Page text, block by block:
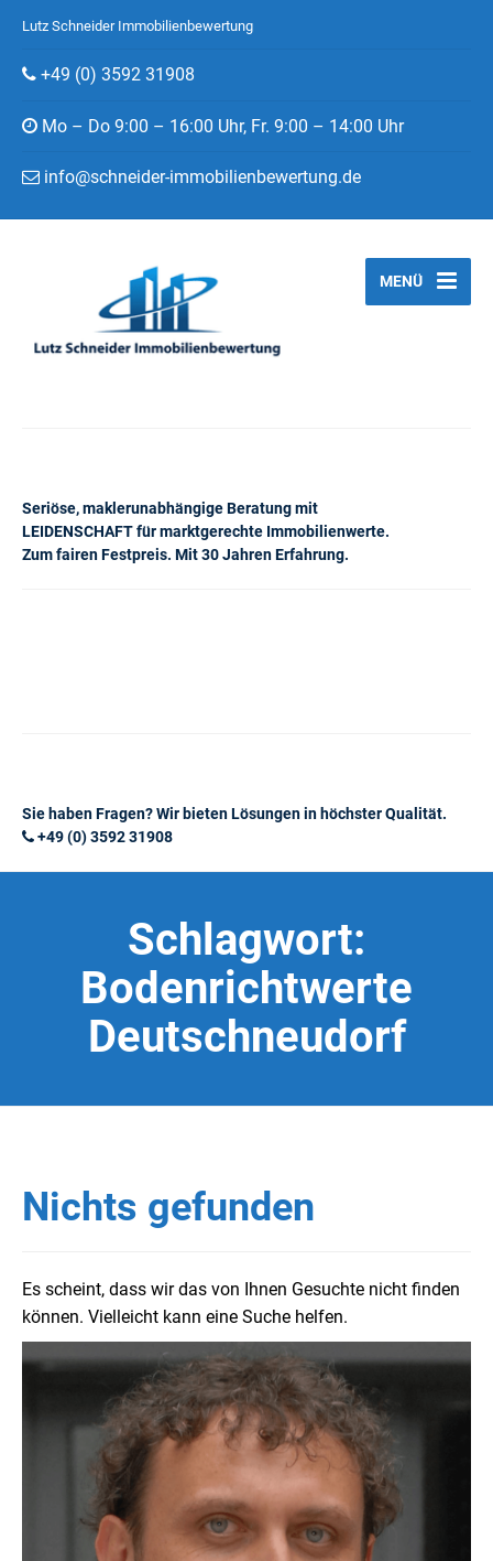
Lutz Schneider Immobilienbewertung
+49 (0) 3592 31908
Mo – Do 9:00 – 16:00 Uhr, Fr. 9:00 – 14:00 Uhr
info@schneider-immobilienbewertung.de
Seriöse, maklerunabhängige Beratung mit
LEIDENSCHAFT für marktgerechte Immobilienwerte.
Zum fairen Festpreis. Mit 30 Jahren Erfahrung.
MENÜ
Sie haben Fragen? Wir bieten Lösungen in höchster Qualität.
+49 (0) 3592 31908
Schlagwort:
Bodenrichtwerte
Deutschneudorf
Nichts gefunden
Es scheint, dass wir das von Ihnen Gesuchte nicht finden
können. Vielleicht kann eine Suche helfen.